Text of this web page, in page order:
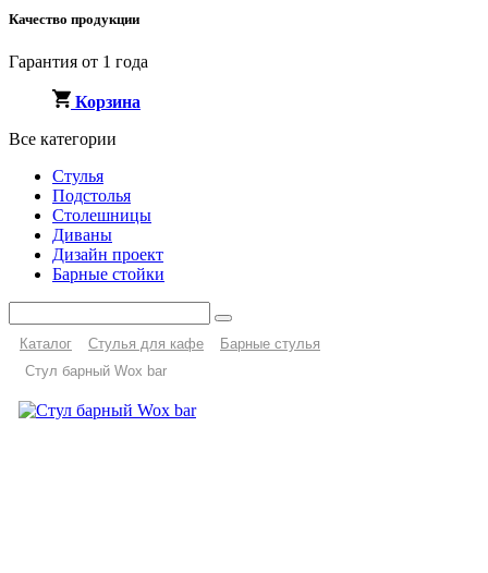
Качество продукции
Гарантия от 1 года
Корзина
Все категории
Стулья
Подстолья
Столешницы
Диваны
Дизайн проект
Барные стойки
Каталог Стулья для кафе
Барные стулья
Стул барный Wox bar